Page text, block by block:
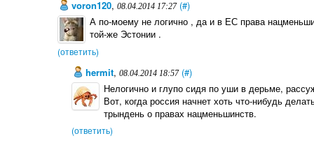
voron120, 08.04.2014 17:27 (#)
А по-моему не логично , да и в ЕС права
той-же Эстонии .
(ответить)
hermit,08.04.2014 18:57 (#)
Нелогично и глупо сидя по уши в дерьме,
Вот, когда россия начнет хоть что-нибудь
трындень о правах нацменьшинств.
(ответить)